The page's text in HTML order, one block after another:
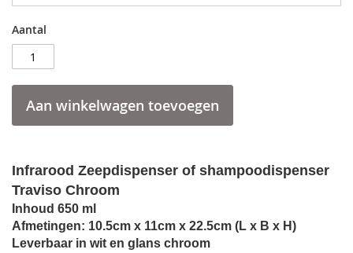
Aantal
Aan winkelwagen toevoegen
Infrarood Zeepdispenser of shampoodispenser
Traviso Chroom
Inhoud 650 ml
Afmetingen: 10.5cm x 11cm x 22.5cm (L x B x H)
Leverbaar in wit en glans chroom